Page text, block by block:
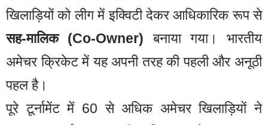
खिलाड़ियों को लीग में इक्विटी देकर आधिकारिक रूप से
सह-मालिक (Co-Owner) बनाया गया। भारतीय
अमेचर क्रिकेट में यह अपनी तरह की पहली और अनूठी
पहल है।
पूरे टूर्नामेंट में 60 से अधिक अमेचर खिलाड़ियों ने